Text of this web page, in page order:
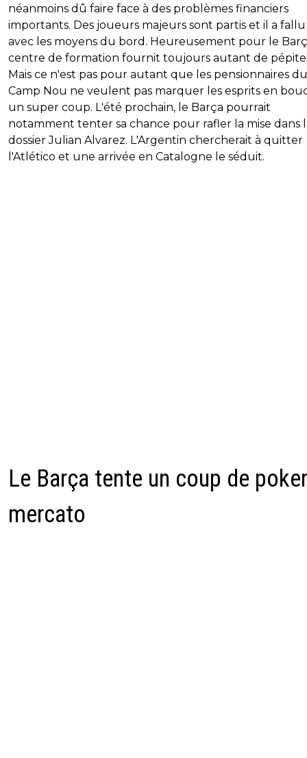
néanmoins dû faire face à des problèmes financiers
importants. Des joueurs majeurs sont partis et il a
avec les moyens du bord. Heureusement pour le
centre de formation fournit toujours autant de
Mais ce n'est pas pour autant que les pensionnaires du
Camp Nou ne veulent pas marquer les esprits en
un super coup. L'été prochain, le Barça pourrait
notamment tenter sa chance pour rafler la mise dans
dossier Julian Alvarez. L'Argentin chercherait à quitter
l'Atlético et une arrivée en Catalogne le séduit.
Le Barça tente un coup de
mercato